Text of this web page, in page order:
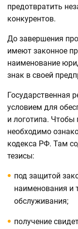
предотвратить
конкурентов.
До завершения
имеют законное
наименование
знак в своей
Государственная
условием для
и логотипа. Чтобы
необходимо
кодекса РФ. Там
тезисы:
под защитой
наименования и
обслуживания;
получение